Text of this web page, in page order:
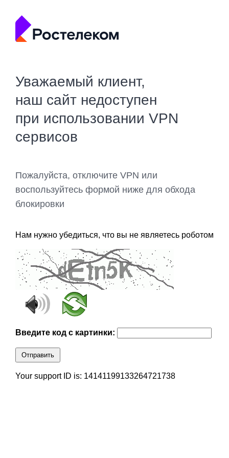
Уважаемый клиент,
наш сайт недоступен
при использовании VPN
сервисов
Пожалуйста, отключите VPN или
воспользуйтесь формой ниже для обхода
блокировки
Нам нужно убедиться, что вы не являетесь роботом
Введите код с картинки:
Отправить
Your support ID is: 14141199133264721738